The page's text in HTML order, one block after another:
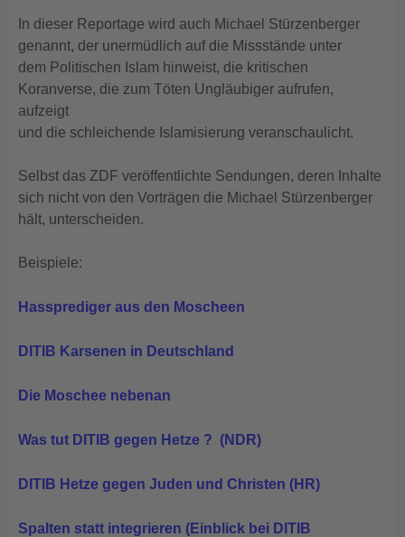
In dieser Reportage wird auch Michael Stürzenberger
genannt, der unermüdlich auf die Missstände unter
dem Politischen Islam hinweist, die kritischen
Koranverse, die zum Töten Ungläubiger aufrufen,
aufzeigt
und die schleichende Islamisierung veranschaulicht.
Selbst das ZDF veröffentlichte Sendungen, deren Inhalte
sich nicht von den Vorträgen die Michael Stürzenberger
hält, unterscheiden.
Beispiele:
Hassprediger aus den Moscheen
DITIB Karsenen in Deutschland
Die Moschee nebenan
Was tut DITIB gegen Hetze ? (NDR)
DITIB Hetze gegen Juden und Christen (HR)
Spalten statt integrieren (Einblick bei DITIB